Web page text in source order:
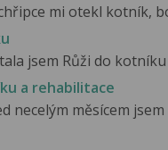
mi otekl kotník,
jsem Růži do kotníku
a rehabilitace
necelým měsícem